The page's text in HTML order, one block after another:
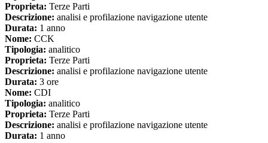
Proprieta: Terze Parti
Descrizione: analisi e profilazione navigazione utente
Durata: 1 anno
Nome: CCK
Tipologia: analitico
Proprieta: Terze Parti
Descrizione: analisi e profilazione navigazione utente
Durata: 3 ore
Nome: CDI
Tipologia: analitico
Proprieta: Terze Parti
Descrizione: analisi e profilazione navigazione utente
Durata: 1 anno